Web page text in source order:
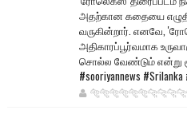
அதற்கான கதையை
வருகின்றார். எனவே,
அதிகாரப்பூர்வமாக
சொல்ல வேண்டும் என்று
#sooriyannews